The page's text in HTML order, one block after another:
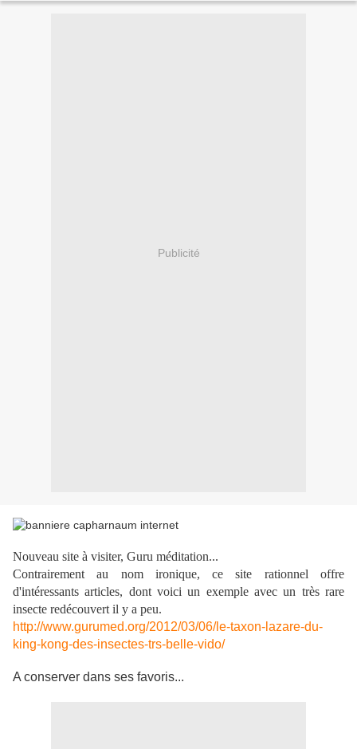
Publicité
Nouveau site à visiter, Guru méditation...
Contrairement au nom ironique, ce site rationnel offre
d'intéressants articles, dont voici un exemple avec un très rare
insecte redécouvert il y a peu.
http://www.gurumed.org/2012/03/06/le-taxon-lazare-du-
king-kong-des-insectes-trs-belle-vido/
A conserver dans ses favoris...